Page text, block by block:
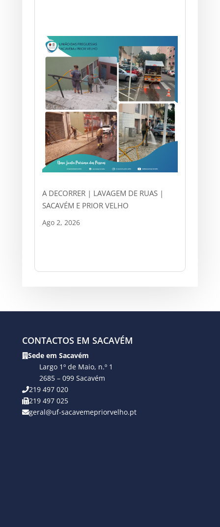
A DECORRER | LAVAGEM DE RUAS |
SACAVÉM E PRIOR VELHO
Ago 2, 2026
CONTACTOS EM SACAVÉM
Sede em Sacavém
Largo 1º de Maio, n.º 1
2685 – 099 Sacavém
219 497 020
219 497 025
geral@uf-sacavemepriorvelho.pt